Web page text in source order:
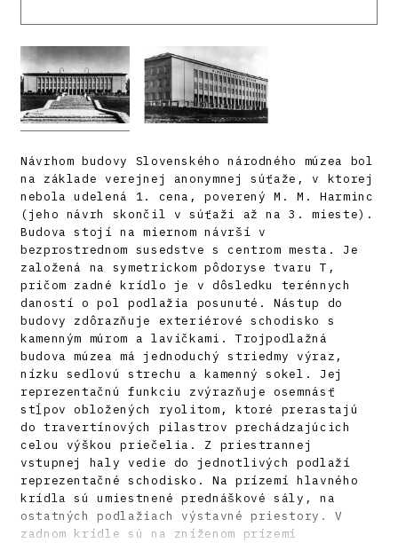
Návrhom budovy Slovenského národného múzea bol
na základe verejnej anonymnej súťaže, v ktorej
nebola udelená 1. cena, poverený M. M. Harminc
(jeho návrh skončil v súťaži až na 3. mieste).
Budova stojí na miernom návrší v
bezprostrednom susedstve s centrom mesta. Je
založená na symetrickom pôdoryse tvaru T,
pričom zadné krídlo je v dôsledku terénnych
daností o pol podlažia posunuté. Nástup do
budovy zdôrazňuje exteriérové schodisko s
kamenným múrom a lavičkami. Trojpodlažná
budova múzea má jednoduchý striedmy výraz,
nízku sedlovú strechu a kamenný sokel. Jej
reprezentačnú funkciu zvýrazňuje osemnásť
stĺpov obložených ryolitom, ktoré prerastajú
do travertínových pilastrov prechádzajúcich
celou výškou priečelia. Z priestrannej
vstupnej haly vedie do jednotlivých podlaží
reprezentačné schodisko. Na prízemí hlavného
krídla sú umiestnené prednáškové sály, na
ostatných podlažiach výstavné priestory. V
zadnom krídle sú na zníženom prízemí